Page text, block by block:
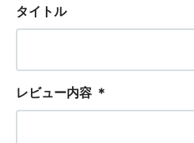
タイトル
レビュー内容 ＊